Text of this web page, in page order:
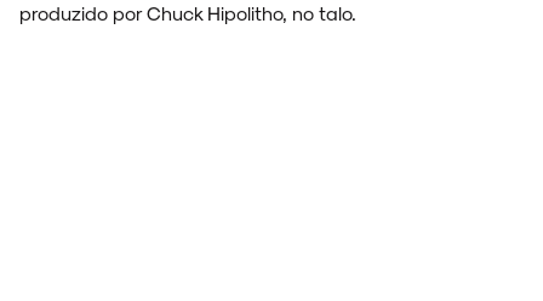
produzido por Chuck Hipolitho, no talo.